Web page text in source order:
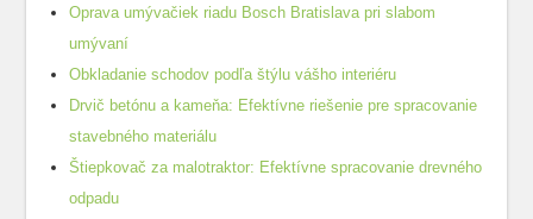
Oprava umývačiek riadu Bosch Bratislava pri slabom
umývaní
Obkladanie schodov podľa štýlu vášho interiéru
Drvič betónu a kameňa: Efektívne riešenie pre spracovanie
stavebného materiálu
Štiepkovač za malotraktor: Efektívne spracovanie drevného
odpadu